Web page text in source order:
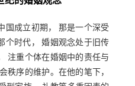
国成立初期， 那是一个深受
个时代， 婚姻观念处于旧传
注重个体在婚姻中的责任与
秩序的维护。在他的笔下，